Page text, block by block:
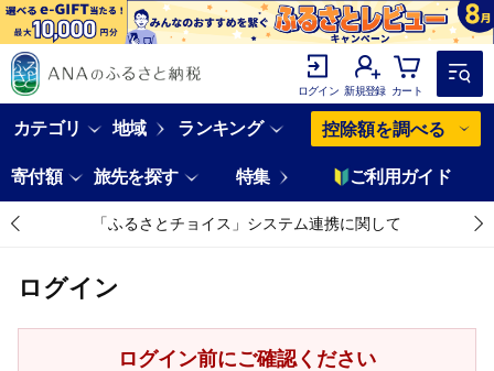
ログイン 新規登録 カート
カテゴリ 地域 ランキング 控除額を調べる
寄付額 旅先を探す 特集 ご利用ガイド
「ふるさとチョイス」システム連携に関して
ログイン
ログイン前にご確認ください